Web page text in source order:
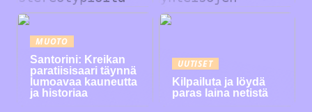
MUOTO
Santorini: Kreikan
paratiisisaari täynnä
lumoavaa kauneutta
ja historiaa
UUTISET
Kilpailuta ja löydä
paras laina netistä